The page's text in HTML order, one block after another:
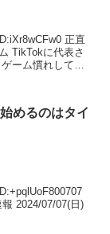
正直
TikTokに代表さ
ーム慣れして
めるのはタイ
2024/07/07(日)